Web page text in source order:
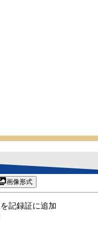
画像形式
記録証に追加